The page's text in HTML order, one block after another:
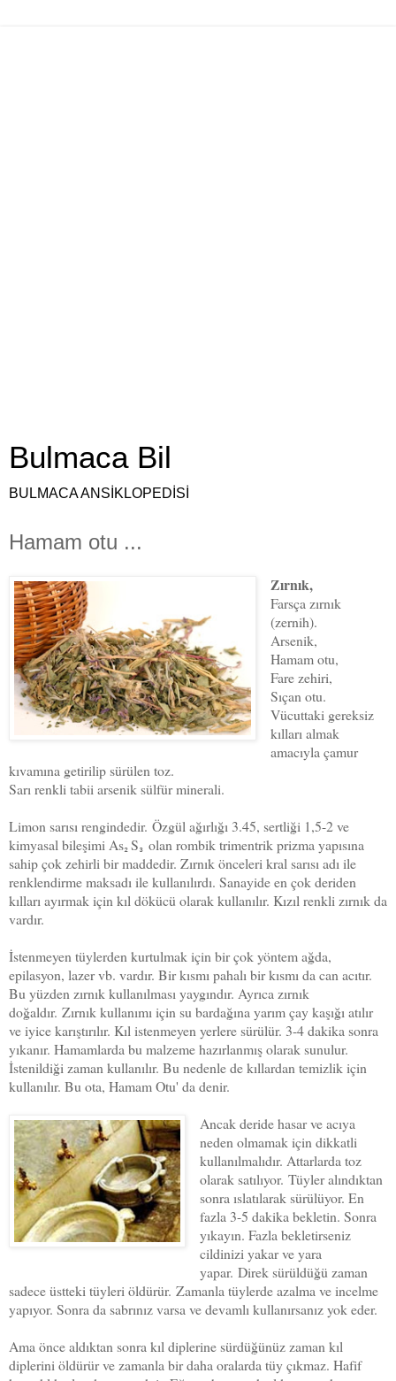
Bulmaca Bil
BULMACA ANSİKLOPEDİSİ
Hamam otu ...
Zırnık,
Farsça zırnık
(zernih).
Arsenik,
Hamam otu,
Fare zehiri,
Sıçan otu.
Vücuttaki gereksiz
kılları almak
amacıyla çamur
kıvamına getirilip sürülen toz.
Sarı renkli tabii arsenik sülfür minerali.
Limon sarısı rengindedir. Özgül ağırlığı 3.45, sertliği 1,5-2 ve
kimyasal bileşimi As₂ S₃ olan rombik trimentrik prizma yapısına
sahip çok zehirli bir maddedir. Zırnık önceleri kral sarısı adı ile
renklendirme maksadı ile kullanılırdı. Sanayide en çok deriden
kılları ayırmak için kıl dökücü olarak kullanılır. Kızıl renkli zırnık da
vardır.
İstenmeyen tüylerden kurtulmak için bir çok yöntem ağda,
epilasyon, lazer vb. vardır. Bir kısmı pahalı bir kısmı da can acıtır.
Bu yüzden zırnık kullanılması yaygındır. Ayrıca zırnık
doğaldır. Zırnık kullanımı için su bardağına yarım çay kaşığı atılır
ve iyice karıştırılır. Kıl istenmeyen yerlere sürülür. 3-4 dakika sonra
yıkanır. Hamamlarda bu malzeme hazırlanmış olarak sunulur.
İstenildiği zaman kullanılır. Bu nedenle de kıllardan temizlik için
kullanılır. Bu ota, Hamam Otu' da denir.
Ancak deride hasar ve acıya
neden olmamak için dikkatli
kullanılmalıdır. Attarlarda toz
olarak satılıyor. Tüyler alındıktan
sonra ıslatılarak sürülüyor. En
fazla 3-5 dakika bekletin. Sonra
yıkayın. Fazla bekletirseniz
cildinizi yakar ve yara
yapar. Direk sürüldüğü zaman
sadece üstteki tüyleri öldürür. Zamanla tüylerde azalma ve incelme
yapıyor. Sonra da sabrınız varsa ve devamlı kullanırsanız yok eder.
Ama önce aldıktan sonra kıl diplerine sürdüğünüz zaman kıl
diplerini öldürür ve zamanla bir daha oralarda tüy çıkmaz. Hafif